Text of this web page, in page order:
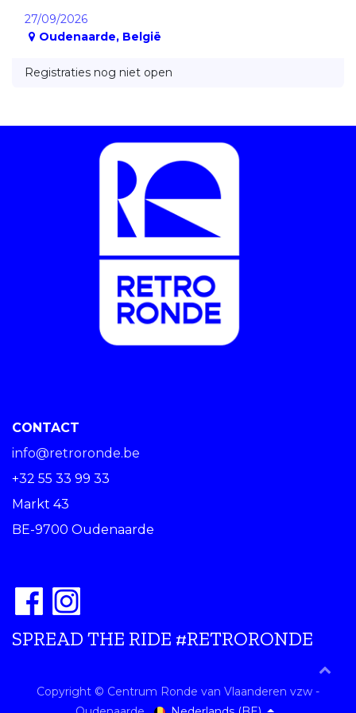
27/09/2026
Oudenaarde, België
Registraties nog niet open
CONTACT
info@retroronde.be
+32 55 33 99 33
Markt 43
BE-9700 Oudenaarde
SPREAD THE RIDE #RETRORONDE
Copyright © Centrum Ronde van Vlaanderen vzw -